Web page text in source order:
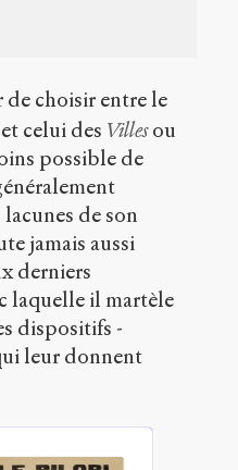
de choisir entre le
celui des Villesou
possible de
de son
jamais aussi
derniers
laquelle il martèle
dispositifs -
leur donnent